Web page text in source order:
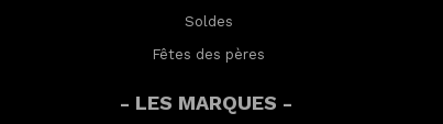
Soldes
Fêtes des pères
- LES MARQUES -